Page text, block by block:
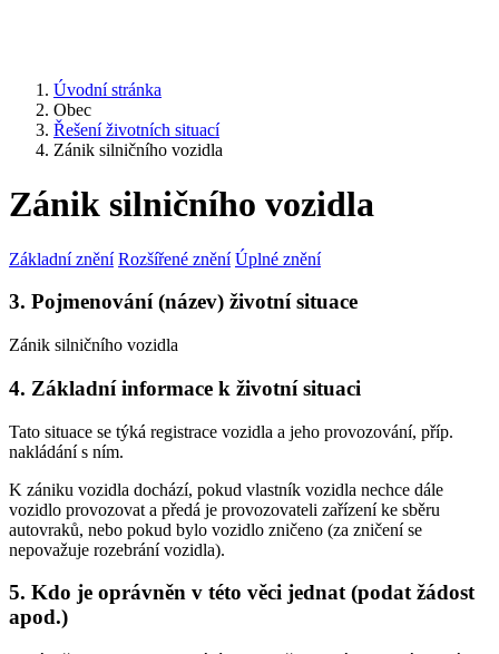
Úvodní stránka
Obec
Řešení životních situací
Zánik silničního vozidla
Zánik silničního vozidla
Základní znění Rozšířené znění Úplné znění
3. Pojmenování (název) životní situace
Zánik silničního vozidla
4. Základní informace k životní situaci
Tato situace se týká registrace vozidla a jeho provozování, příp.
nakládání s ním.
K zániku vozidla dochází, pokud vlastník vozidla nechce dále
vozidlo provozovat a předá je provozovateli zařízení ke sběru
autovraků, nebo pokud bylo vozidlo zničeno (za zničení se
nepovažuje rozebrání vozidla).
5. Kdo je oprávněn v této věci jednat (podat žádost
apod.)